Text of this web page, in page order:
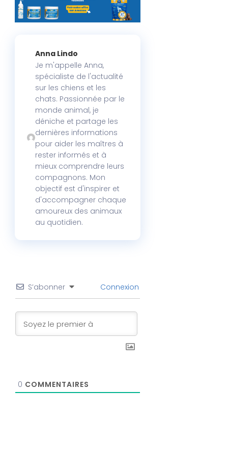
Anna Lindo
Je m'appelle Anna,
spécialiste de l'actualité
sur les chiens et les
chats. Passionnée par le
monde animal, je
déniche et partage les
dernières informations
pour aider les maîtres à
rester informés et à
mieux comprendre leurs
compagnons. Mon
objectif est d'inspirer et
d'accompagner chaque
amoureux des animaux
au quotidien.
S’abonner Connexion
0 COMMENTAIRES